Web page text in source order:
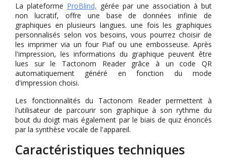
La plateforme ProBlind, gérée par une association à but
non lucratif, offre une base de données infinie de
graphiques en plusieurs langues. une fois les graphiques
personnalisés selon vos besoins, vous pourrez choisir de
les imprimer via un four Piaf ou une embosseuse. Après
l'impression, les informations du graphique peuvent être
lues sur le Tactonom Reader grâce à un code QR
automatiquement généré en fonction du mode
d'impression choisi.
Les fonctionnalités du Tactonom Reader permettent à
l'utilisateur de parcourir son graphique à son rythme du
bout du doigt mais également par le biais de quiz énoncés
par la synthèse vocale de l'appareil.
Caractéristiques techniques